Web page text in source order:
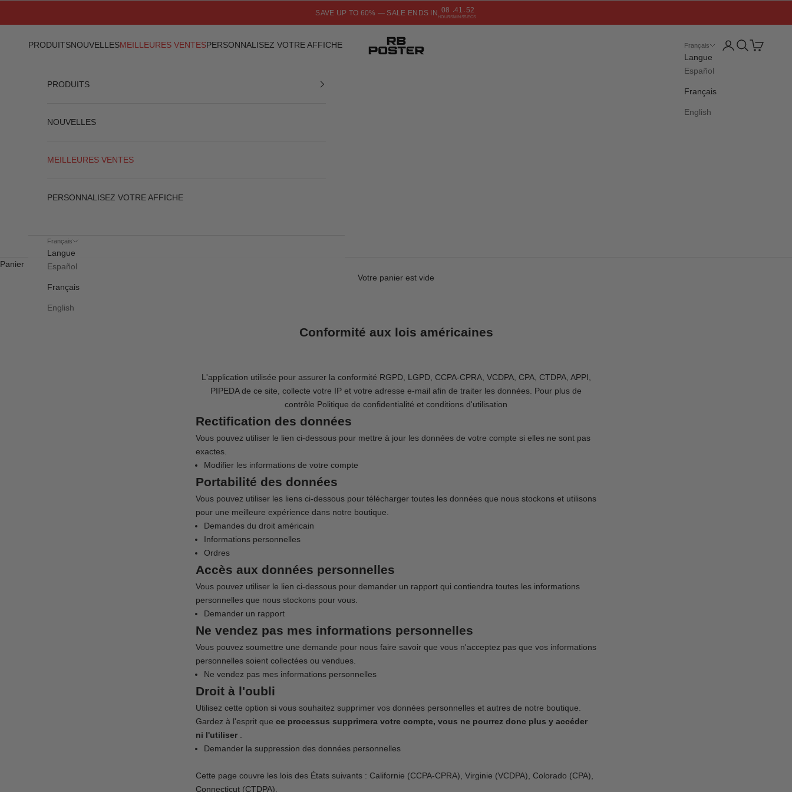
SAVE UP TO 60% — SALE ENDS IN 08
HOURS:41
MINS: 52
SECS
RB POSTER
PRODUITSNOUVELLESMEILLEURES VENTESPERSONNALISEZ VOTRE AFFICHE Français
Langue
Español
Français
English
Connexion
Recherche
Panier
PRODUITS
NOUVELLES
MEILLEURES VENTES
PERSONNALISEZ VOTRE AFFICHE
Français
Langue
Español
Français
English
Panier
Votre panier est vide
Conformité aux lois américaines
L'application utilisée pour assurer la conformité RGPD, LGPD, CCPA-CPRA, VCDPA, CPA, CTDPA, APPI,
PIPEDA de ce site, collecte votre IP et votre adresse e-mail afin de traiter les données. Pour plus de
contrôle Politique de confidentialité et conditions d'utilisation
Rectification des données
Vous pouvez utiliser le lien ci-dessous pour mettre à jour les données de votre compte si elles ne sont pas
exactes.
Modifier les informations de votre compte
Portabilité des données
Vous pouvez utiliser les liens ci-dessous pour télécharger toutes les données que nous stockons et utilisons
pour une meilleure expérience dans notre boutique.
Demandes du droit américain
Informations personnelles
Ordres
Accès aux données personnelles
Vous pouvez utiliser le lien ci-dessous pour demander un rapport qui contiendra toutes les informations
personnelles que nous stockons pour vous.
Demander un rapport
Ne vendez pas mes informations personnelles
Vous pouvez soumettre une demande pour nous faire savoir que vous n'acceptez pas que vos informations
personnelles soient collectées ou vendues.
Ne vendez pas mes informations personnelles
Droit à l'oubli
Utilisez cette option si vous souhaitez supprimer vos données personnelles et autres de notre boutique.
Gardez à l'esprit que ce processus supprimera votre compte, vous ne pourrez donc plus y accéder
ni l'utiliser
Demander la suppression des données personnelles
Cette page couvre les lois des États suivants : Californie (CCPA-CPRA), Virginie (VCDPA), Colorado (CPA),
Connecticut (CTDPA).